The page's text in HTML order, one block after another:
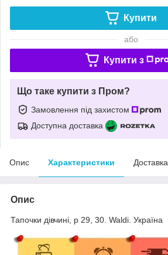
Купити
або
Купити з
Що таке купити з Пром?
Замовлення під захистом
Доступна доставка
Опис Характеристики Доставка
Опис
Тапочки дівчині, р 29, 30. Waldi. Україна